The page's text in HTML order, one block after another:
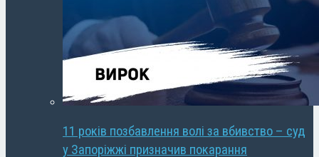
11 років позбавлення волі за вбивство – суд
у Запоріжжі призначив покарання